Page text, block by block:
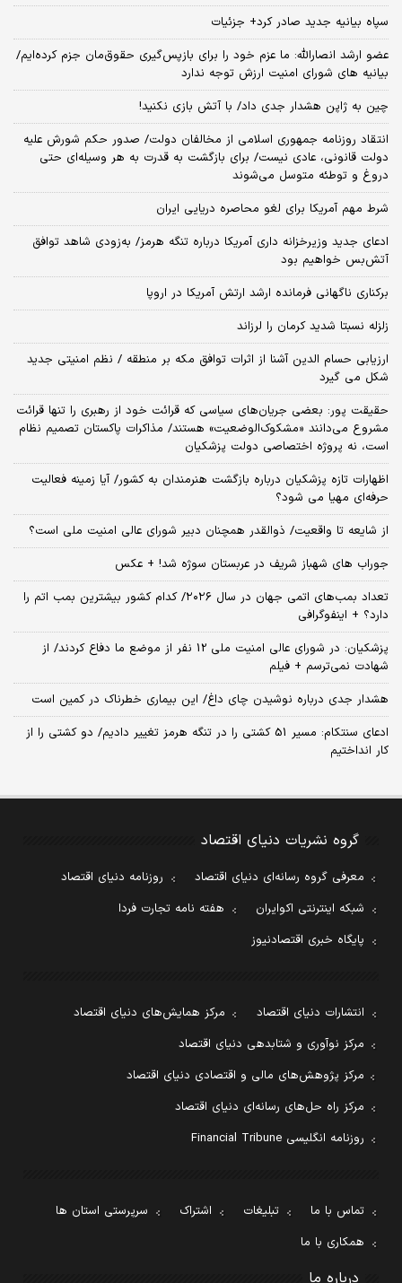
سپاه بیانیه جدید صادر کرد+ جزئیات
عضو ارشد انصارالله: ما عزم خود را برای بازپس‌گیری حقوق‌مان جزم کرده‌ایم/
بیانیه‌ های شورای امنیت ارزش توجه ندارد
چین به ژاپن هشدار جدی داد/ با آتش بازی نکنید!
انتقاد روزنامه جمهوری اسلامی از مخالفان دولت/ صدور حکم شورش علیه
دولت قانونی، عادی نیست/ برای بازگشت به قدرت به هر وسیله‌ای حتی
دروغ و توطئه متوسل می‌شوند
شرط مهم آمریکا برای لغو محاصره دریایی ایران
ادعای جدید وزیرخزانه داری آمریکا درباره تنگه هرمز/ به‌زودی شاهد توافق
آتش‌بس خواهیم بود
برکناری ناگهانی فرمانده ارشد ارتش آمریکا در اروپا
زلزله نسبتا شدید کرمان را لرزاند
ارزیابی حسام الدین آشنا از اثرات توافق مکه بر منطقه / نظم امنیتی جدید
شکل می گیرد
حقیقت پور: بعضی جریان‌های سیاسی که قرائت خود از رهبری را تنها قرائت
مشروع می‌دانند «مشکوک‌الوضعیت» هستند/ مذاکرات پاکستان تصمیم نظام
است، نه پروژه اختصاصی دولت پزشکیان
اظهارات تازه پزشکیان درباره بازگشت هنرمندان به کشور/ آیا زمینه فعالیت
حرفه‌ای مهیا می شود؟
از شایعه تا واقعیت/ ذوالقدر همچنان دبیر شورای ‌عالی امنیت ملی است؟
جوراب های شهباز شریف در عربستان سوژه شد! + عکس
تعداد بمب‌های اتمی جهان در سال ۲۰۲۶/ کدام کشور بیشترین بمب اتم را
دارد؟ + اینفوگرافی
پزشکیان: در شورای عالی امنیت ملی 12 نفر از موضع ما دفاع کردند/ از
شهادت نمی‌ترسم + فیلم
هشدار جدی درباره نوشیدن چای داغ/ این بیماری خطرناک در کمین است
ادعای سنتکام: مسیر 51 کشتی را در تنگه هرمز تغییر دادیم/ دو کشتی را از
کار انداختیم
گروه نشریات دنیای اقتصاد
معرفی گروه رسانه‌ای دنیای اقتصاد
روزنامه دنیای اقتصاد
شبکه اینترنتی اکوایران
هفته نامه تجارت فردا
پایگاه خبری اقتصادنیوز
انتشارات دنیای اقتصاد
مرکز همایش‌های دنیای اقتصاد
مرکز نوآوری و شتابدهی دنیای اقتصاد
مرکز پژوهش‌های مالی و اقتصادی دنیای اقتصاد
مرکز راه حل‌های رسانه‌ای دنیای اقتصاد
روزنامه انگلیسی Financial Tribune
تماس با ما تبلیغات اشتراک
سرپرستی استان ها
همکاری با ما